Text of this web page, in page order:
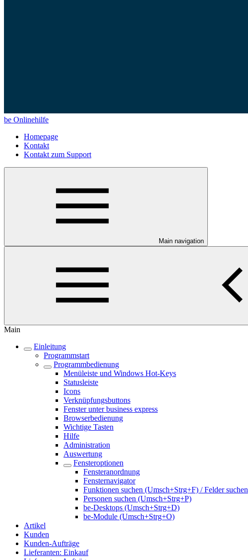
be Onlinehilfe
Homepage
Kontakt
Kontakt zum Support
Main navigation
Main
Einleitung
Programmstart
Programmbedienung
Menüleiste und Windows Hot-Keys
Statusleiste
Icons
Verknüpfungsbuttons
Fenster unter business express
Browserbedienung
Wichtige Tasten
Hilfe
Administration
Auswertung
Fensteroptionen
Fensteranordnung
Fensternavigator
Funktionen suchen (Umsch+Strg+F) / Felder suchen
Personen suchen (Umsch+Strg+P)
be-Desktops (Umsch+Strg+D)
be-Module (Umsch+Strg+O)
Artikel
Kunden
Kunden-Aufträge
Lieferanten: Einkauf